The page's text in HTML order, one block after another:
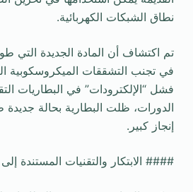
نطاق الشبكات الكهربائية.
تم اكتشاف أن المادة الجديدة التي
في تجنب التشققات الميكروسكوبية
فشل “الإلكترودات” في البطاريات
الدورات، ظلت البطارية بحالة جديدة
إنجاز كبير.
#### الابتكار والتقنيات المستندة